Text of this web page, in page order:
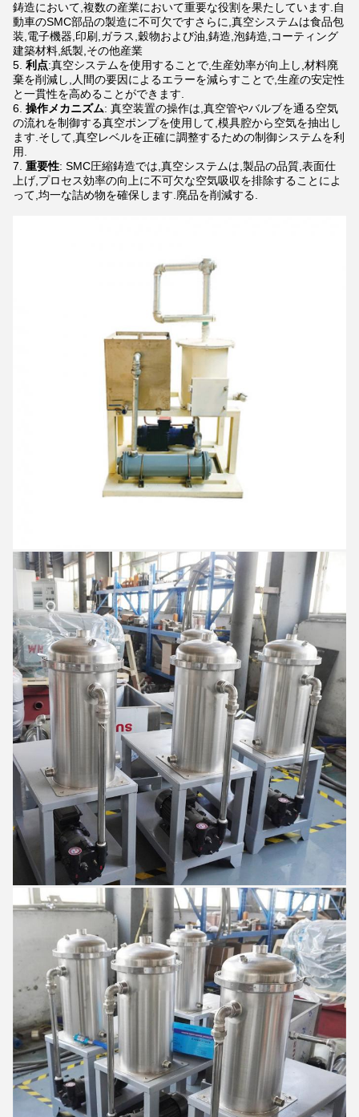
鋳造において,複数の産業において重要な役割を果たしています.自
動車のSMC部品の製造に不可欠ですさらに,真空システムは食品包
装,電子機器,印刷,ガラス,穀物および油,鋳造,泡鋳造,コーティング
建築材料,紙製,その他産業
利点:真空システムを使用することで,生産効率が向上し,材料廃
棄を削減し,人間の要因によるエラーを減らすことで,生産の安定性
と一貫性を高めることができます.
操作メカニズム: 真空装置の操作は,真空管やバルブを通る空気
の流れを制御する真空ポンプを使用して,模具腔から空気を抽出し
ます.そして,真空レベルを正確に調整するための制御システムを利
用.
重要性: SMC圧縮鋳造では,真空システムは,製品の品質,表面仕
上げ,プロセス効率の向上に不可欠な空気吸収を排除することによ
って,均一な詰め物を確保します.廃品を削減する.